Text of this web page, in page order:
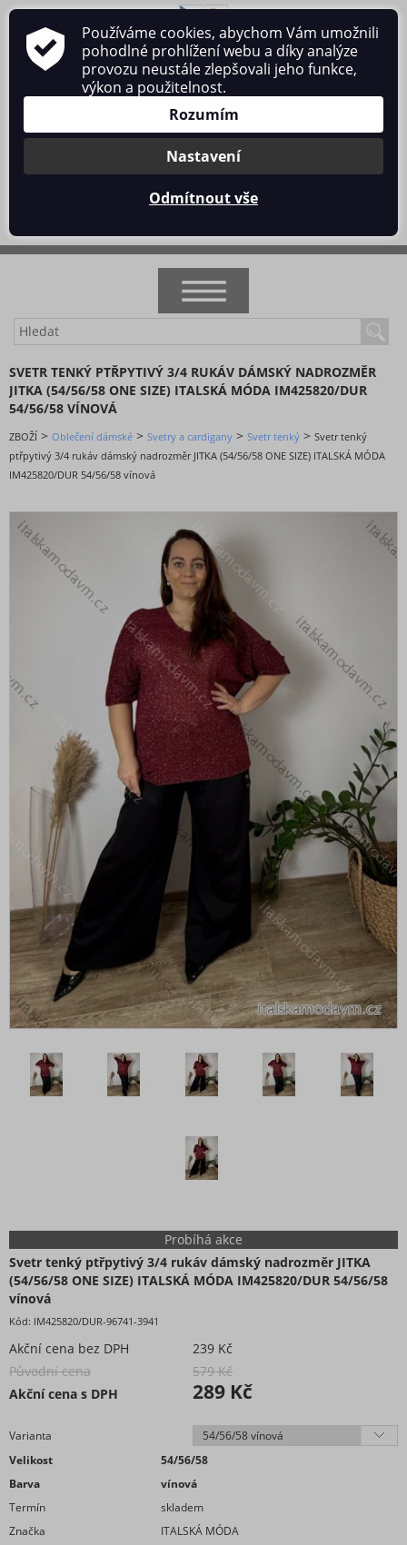
O nás Obchodní podmínky
Ochrana osobních údajů
Kontakt
Přihlásit se/Registrace
NOVINKY
AKCE
DOPORUČENÉ
BESTSELLERY
BLACK FRIDAY slevy až -80%
Oblečení dámské
Bundy, kabáty,vesty a saka
Kalhoty a džíny
Košile a halenky
Kraťasy a šortky
Mikiny a cardigany
Noční prádlo
Soupravy a overaly
Spodní a punčochové prádlo
Sukně
Svetry a cardigany
Svetr tenký
Cardigany pletené tenké jarní
Svetr teplý hrubý
Cardigany--Bolerka
Cardigany pletené teplé
Ponča
Svetr prodloužený
Vesty
Svetr oversize
Pulóvry
Bolerko
Svetr s rolákem
Šaty
Tepláky a legíny
Extravagantní móda
Proužkovaná kolekce oblečení
Maskáčová kolekce oblečení
Soupravy
Overaly
Nadměrné velikosti
Doplňky módy
Oblečení bez potisku
Extravagantní móda
SVETR TENKÝ PTŘPYTIVÝ 3/4 RUKÁV DÁMSKÝ NADROZMĚR
JITKA (54/56/58 ONE SIZE) ITALSKÁ MÓDA IM425820/DUR
54/56/58 VÍNOVÁ
ZBOŽÍ > Oblečení dámské > Svetry a cardigany > Svetr tenký > Svetr tenký
ptřpytivý 3/4 rukáv dámský nadrozměr JITKA (54/56/58 ONE SIZE) ITALSKÁ MÓDA
IM425820/DUR 54/56/58 vínová
Probíhá akce
Svetr tenký ptřpytivý 3/4 rukáv dámský nadrozměr JITKA
(54/56/58 ONE SIZE) ITALSKÁ MÓDA IM425820/DUR 54/56/58
vínová
Kód: IM425820/DUR-96741-3941
Akční cena bez DPH
239 Kč
Původní cena
579 Kč
Akční cena s DPH
289 Kč
Varianta
Velikost
54/56/58
Barva
vínová
Termín
skladem
Značka
ITALSKÁ MÓDA
Používáme cookies, abychom Vám umožnili
pohodlné prohlížení webu a díky analýze
provozu neustále zlepšovali jeho funkce,
výkon a použitelnost.
Rozumím
Nastavení
Odmítnout vše